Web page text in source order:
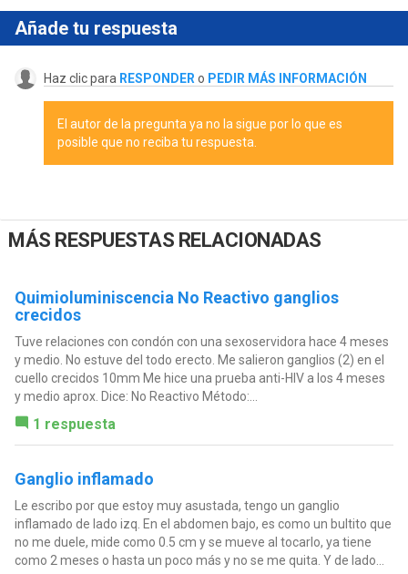
Añade tu respuesta
Haz clic para RESPONDER o PEDIR MÁS INFORMACIÓN
El autor de la pregunta ya no la sigue por lo que es
posible que no reciba tu respuesta.
MÁS RESPUESTAS RELACIONADAS
Quimioluminiscencia No Reactivo ganglios
crecidos
Tuve relaciones con condón con una sexoservidora hace 4 meses
y medio. No estuve del todo erecto. Me salieron ganglios (2) en el
cuello crecidos 10mm Me hice una prueba anti-HIV a los 4 meses
y medio aprox. Dice: No Reactivo Método:...
1 respuesta
Ganglio inflamado
Le escribo por que estoy muy asustada, tengo un ganglio
inflamado de lado izq. En el abdomen bajo, es como un bultito que
no me duele, mide como 0.5 cm y se mueve al tocarlo, ya tiene
como 2 meses o hasta un poco más y no se me quita. Y de lado...